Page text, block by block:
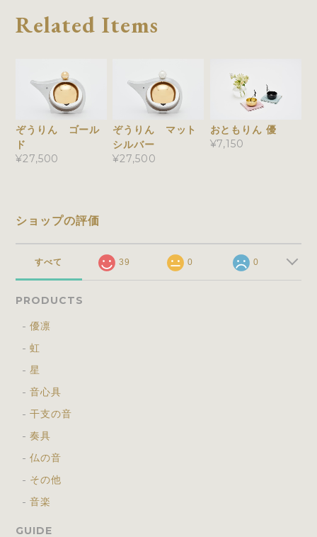
Related Items
ぞうりん ゴール
ド
¥27,500
ぞうりん マット
シルバー
¥27,500
おともりん 優
¥7,150
ショップの評価
すべて 39 0 0
PRODUCTS
優凛
虹
星
音心具
干支の音
奏具
仏の音
その他
音楽
GUIDE